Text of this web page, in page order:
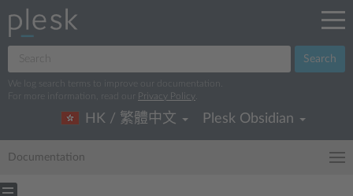
Search
We log search terms to improve our documentation.
For more information, read our
Privacy Policy
HK / 繁體中文 Plesk Obsidian
Documentation